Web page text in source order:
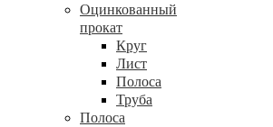
Оцинкованный
прокат
Круг
Лист
Полоса
Труба
Полоса